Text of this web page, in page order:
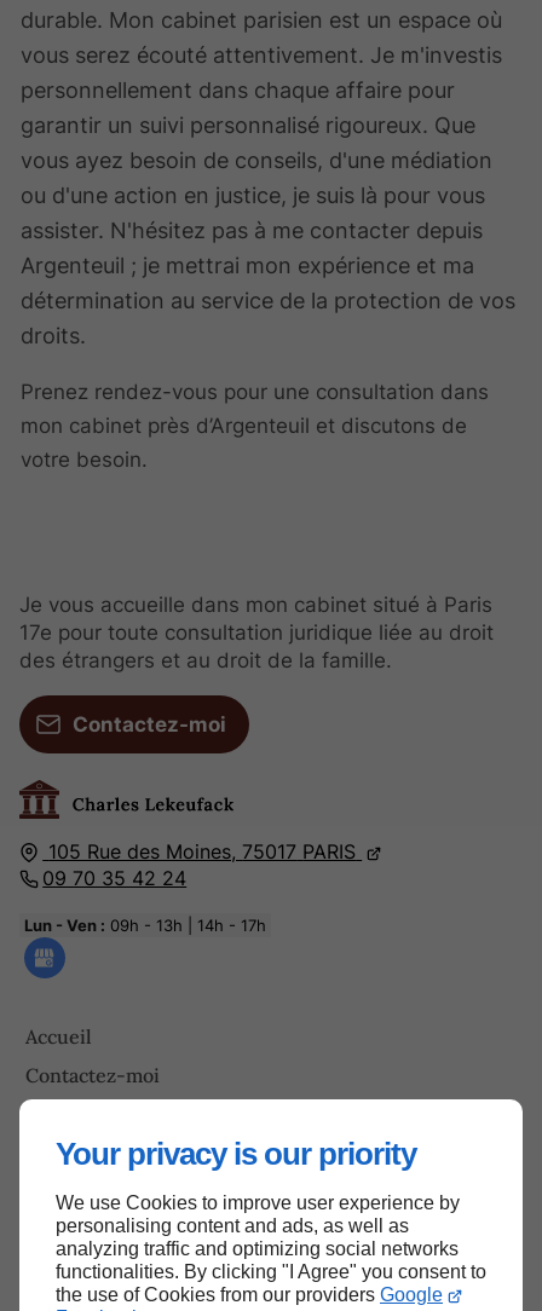
Your privacy is our priority
We use Cookies to improve user experience by
personalising content and ads, as well as
analyzing traffic and optimizing social networks
functionalities. By clicking "I Agree" you consent to
the use of Cookies from our providers Google
durable. Mon cabinet parisien est un espace où
vous serez écouté attentivement. Je m'investis
personnellement dans chaque affaire pour
garantir un suivi personnalisé rigoureux. Que
vous ayez besoin de conseils, d'une médiation
ou d'une action en justice, je suis là pour vous
assister. N'hésitez pas à me contacter depuis
Argenteuil ; je mettrai mon expérience et ma
détermination au service de la protection de vos
droits.
Prenez rendez-vous pour une consultation dans
mon cabinet près d’Argenteuil et discutons de
votre besoin.
105 Rue des Moines, 75017 PARIS
09 70 35 42 24
Lun - Ven : 09h - 13h | 14h - 17h
Accueil
Contactez-moi
Plan du site
Je vous accueille dans mon cabinet situé à Paris
17e pour toute consultation juridique liée au droit
des étrangers et au droit de la famille.
Contactez-moi
Haut de page